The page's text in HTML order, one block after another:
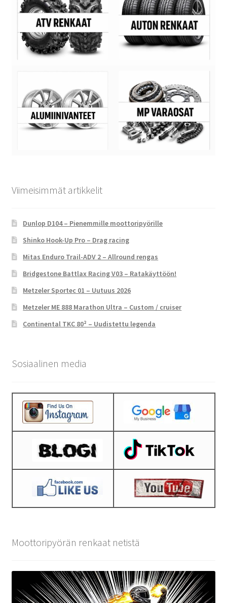
Viimeisimmät artikkelit
Dunlop D104 – Pienemmille moottoripyörille
Shinko Hook-Up Pro – Drag racing
Mitas Enduro Trail-ADV 2 – Allround rengas
Bridgestone Battlax Racing V03 – Ratakäyttöön!
Metzeler Sportec 01 – Uutuus 2026
Metzeler ME 888 Marathon Ultra – Custom / cruiser
Continental TKC 80² – Uudistettu legenda
Sosiaalinen media
Moottoripyörän renkaat netistä